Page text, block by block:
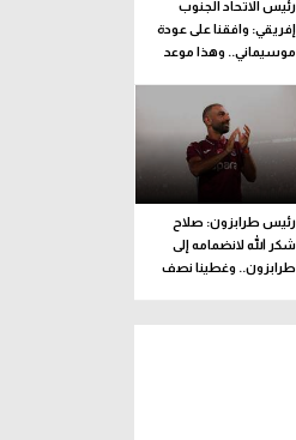
رئيس الاتحاد الجنوب
إفريقي: وافقنا على عودة
موسيماني.. وهذا موعد
رئيس طرابزون: صلاح
شكر الله لانضمامه إلى
طرابزون.. وغطينا نصف